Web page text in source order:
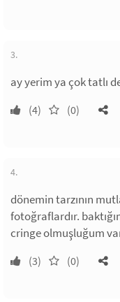
3.
ay yerim ya çok tatlı
(4) (0)
4.
dönemin tarzının
fotoğraflardır.
cringe olmuşluğum
(3) (0)